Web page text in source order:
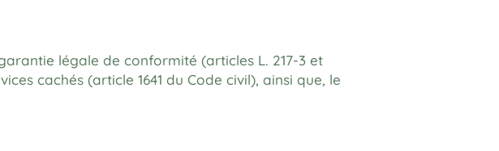
légale de conformité (articles L. 217-3 et
cachés (article 1641 du Code civil), ainsi que, le